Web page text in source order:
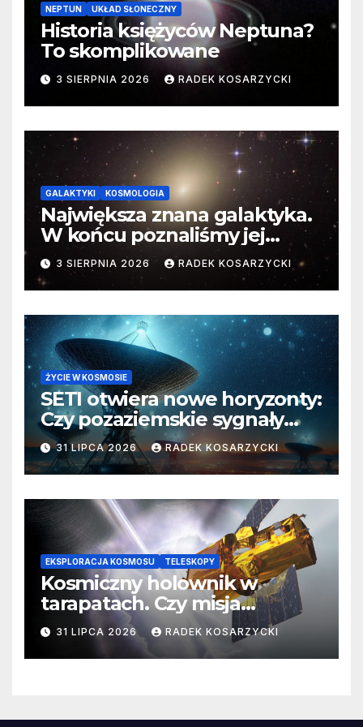
NEPTUN UKŁAD SŁONECZNY
Historia księżyców Neptuna?
To skomplikowane
3 SIERPNIA 2026 RADEK KOSARZYCKI
GALAKTYKI KOSMOLOGIA
Największa znana galaktyka.
W końcu poznaliśmy jej
faktyczne wymiary
3 SIERPNIA 2026 RADEK KOSARZYCKI
ŻYCIE W KOSMOSIE
SETI otwiera nowe horyzonty:
Czy pozaziemskie sygnały
czekają w nieoczekiwanych
miejscach?
31 LIPCA 2026 RADEK KOSARZYCKI
EKSPLORACJA KOSMOSU TELESKOPY
Kosmiczny holownik w
tarapatach. Czy misja
ratowania Teleskopu Swift
jest zagrożona?
31 LIPCA 2026 RADEK KOSARZYCKI